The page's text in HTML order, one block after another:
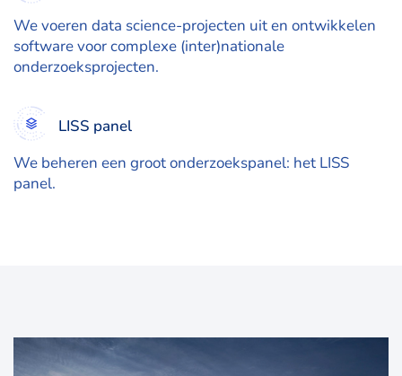
We voeren data science-projecten uit en ontwikkelen
software voor complexe (inter)nationale
onderzoeksprojecten.
LISS panel
We beheren een groot onderzoekspanel: het LISS
panel.